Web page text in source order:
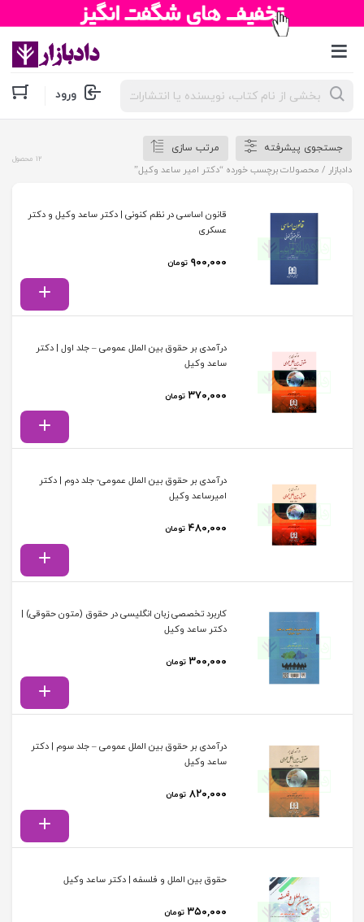
جستجوی
محصولات ورود
جستجوی پیشرفته
مرتب سازی
دادبازار / محصولات برچسب خورده “دکتر امیر ساعد وکیل”
12 محصول
قانون اساسی در نظم کنونی | دکتر ساعد وکیل و دکتر
عسکری
۹۰۰,۰۰۰ تومان
درآمدی بر حقوق بین الملل عمومی – جلد اول | دکتر
ساعد وکیل
۳۷۰,۰۰۰ تومان
درآمدی بر حقوق بین الملل عمومی- جلد دوم | دکتر
امیرساعد وکیل
۴۸۰,۰۰۰ تومان
کاربرد تخصصی زبان انگلیسی در حقوق (متون حقوقی) |
دکتر ساعد وکیل
۳۰۰,۰۰۰ تومان
درآمدی بر حقوق بین الملل عمومی – جلد سوم | دکتر
ساعد وکیل
۸۲۰,۰۰۰ تومان
حقوق بین الملل و فلسفه | دکتر ساعد وکیل
۳۵۰,۰۰۰ تومان